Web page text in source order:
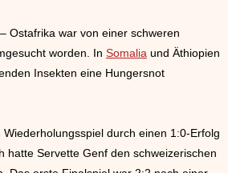
Ostafrika war von einer schweren
worden. In Somalia und Äthiopien
Insekten eine Hungersnot
durch einen 1:0-Erfolg
hatte Servette Genf den schweizerischen